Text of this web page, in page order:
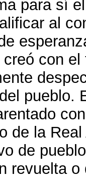
para sí
al
creó con
pueblo.
de la
de
revuelta o